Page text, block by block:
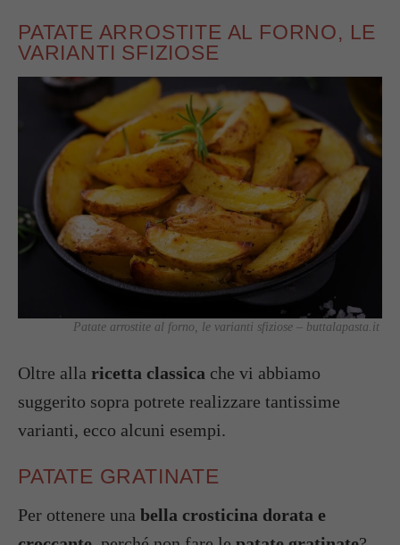
PATATE ARROSTITE AL FORNO, LE
VARIANTI SFIZIOSE
Patate arrostite al forno, le varianti sfiziose – buttalapasta.it
Oltre alla ricetta classica che vi abbiamo
suggerito sopra potrete realizzare tantissime
varianti, ecco alcuni esempi.
PATATE GRATINATE
Per ottenere una bella crosticina dorata e